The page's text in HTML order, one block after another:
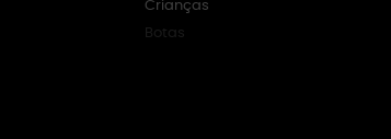
Crianças
Botas